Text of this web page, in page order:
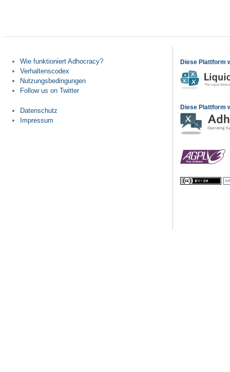
Wie funktioniert Adhocracy?
Verhaltenscodex
Nutzungsbedingungen
Follow us on Twitter
Datenschutz
Impressum
Diese Plattform
Diese Plattform